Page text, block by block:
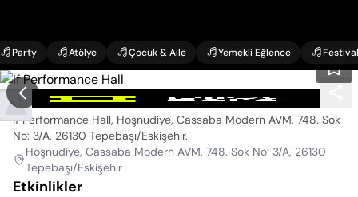
Party Atölye Çocuk & Aile Yemekli Eğlence Festival
If Performance Hall
If Performance Hall, Hoşnudiye, Cassaba Modern AVM, 748. Sok
No: 3/A, 26130 Tepebaşı/Eskişehir.
Hoşnudiye, Cassaba Modern AVM, 748. Sok No: 3/A, 26130
Tepebaşı/Eskişehir
Etkinlikler